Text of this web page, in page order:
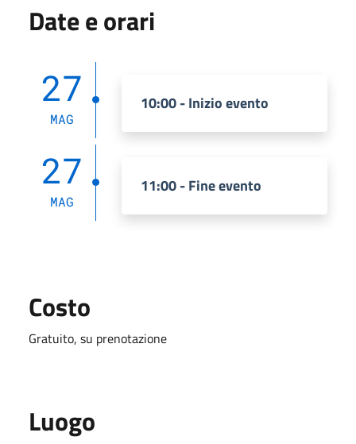
Date e orari
27
MAG
10:00 - Inizio evento
27
MAG
11:00 - Fine evento
Costo
Gratuito, su prenotazione
Luogo